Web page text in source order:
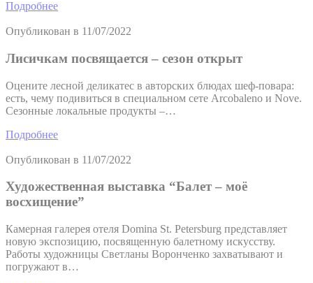
Подробнее
Опубликован в 11/07/2022
Лисичкам посвящается – сезон открыт
Оцените лесной деликатес в авторских блюдах шеф-повара:
есть, чему подивиться в специальном сете Arcobaleno и Nove.
Сезонные локальные продукты –…
Подробнее
Опубликован в 11/07/2022
Художественная выставка “Балет – моё
восхищение”
Камерная галерея отеля Domina St. Petersburg представляет
новую экспозицию, посвященную балетному искусству.
Работы художницы Светланы Воронченко захватывают и
погружают в…